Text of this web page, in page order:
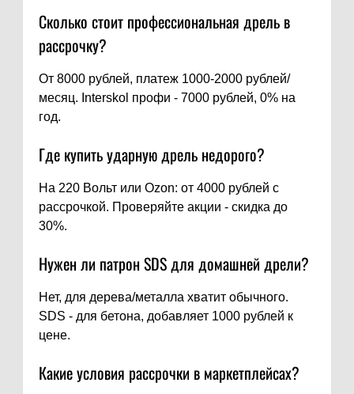
Сколько стоит профессиональная дрель в
рассрочку?
От 8000 рублей, платеж 1000-2000 рублей/
месяц. Interskol профи - 7000 рублей, 0% на
год.
Где купить ударную дрель недорого?
На 220 Вольт или Ozon: от 4000 рублей с
рассрочкой. Проверяйте акции - скидка до
30%.
Нужен ли патрон SDS для домашней дрели?
Нет, для дерева/металла хватит обычного.
SDS - для бетона, добавляет 1000 рублей к
цене.
Какие условия рассрочки в маркетплейсах?